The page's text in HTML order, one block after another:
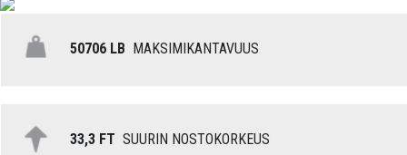
50706 LB MAKSIMIKANTAVUUS
33,3 FT SUURIN NOSTOKORKEUS